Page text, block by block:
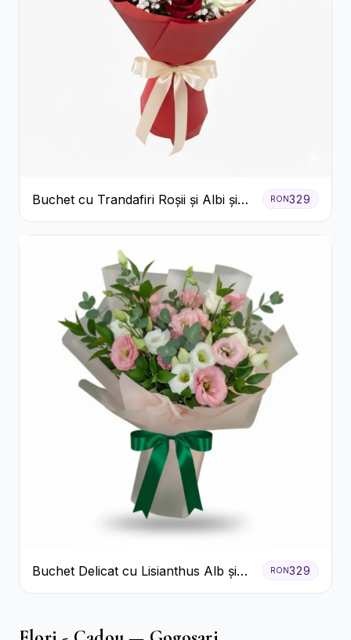
Buchet cu Trandafiri Roșii și Albi și
Gypsophila
RON329
Buchet Delicat cu Lisianthus Alb și
Roz
RON329